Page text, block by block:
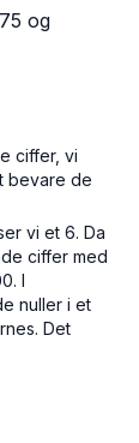
og
ciffer, vi
bevare de
vi et 6. Da
ciffer med
I
nuller i et
Det